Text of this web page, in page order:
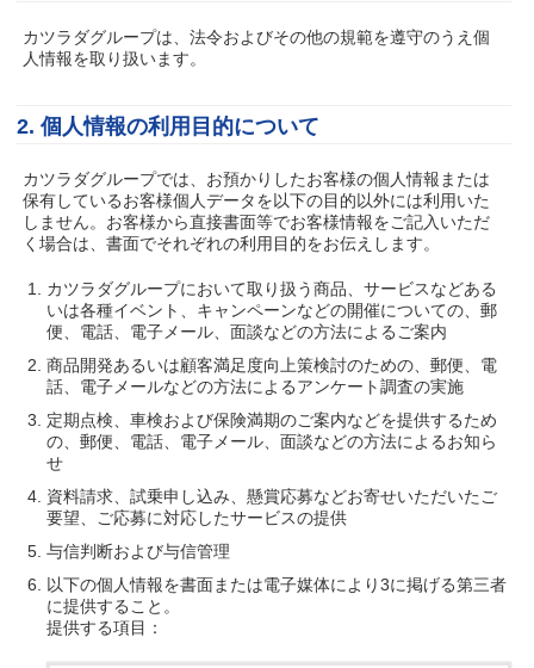
カツラダグループは、法令およびその他の規範を遵守のうえ個
人情報を取り扱います。
2. 個人情報の利用目的について
カツラダグループでは、お預かりしたお客様の個人情報または
保有しているお客様個人データを以下の目的以外には利用いた
しません。お客様から直接書面等でお客様情報をご記入いただ
く場合は、書面でそれぞれの利用目的をお伝えします。
カツラダグループにおいて取り扱う商品、サービスなどある
いは各種イベント、キャンペーンなどの開催についての、郵
便、電話、電子メール、面談などの方法によるご案内
商品開発あるいは顧客満足度向上策検討のための、郵便、電
話、電子メールなどの方法によるアンケート調査の実施
定期点検、車検および保険満期のご案内などを提供するため
の、郵便、電話、電子メール、面談などの方法によるお知ら
せ
資料請求、試乗申し込み、懸賞応募などお寄せいただいたご
要望、ご応募に対応したサービスの提供
与信判断および与信管理
以下の個人情報を書面または電子媒体により3に掲げる第三者
に提供すること。
提供する項目：